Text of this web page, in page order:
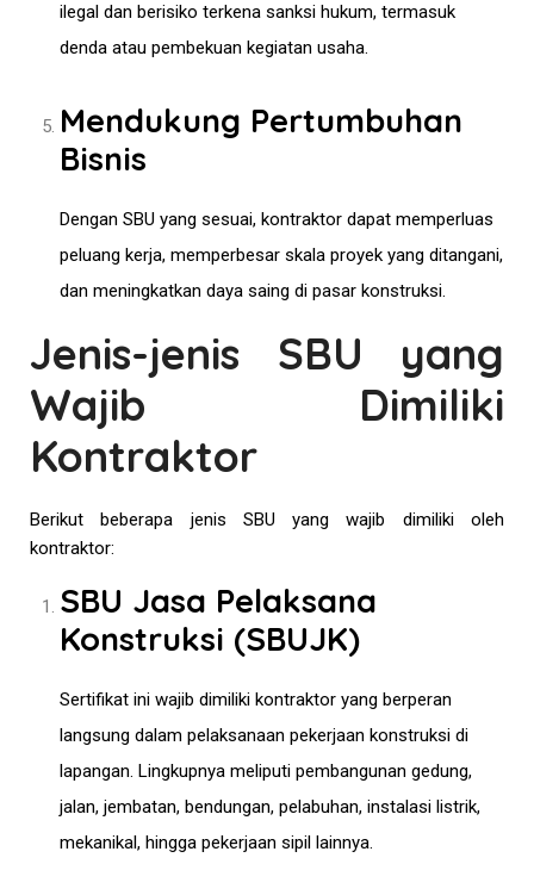
ilegal dan berisiko terkena sanksi hukum, termasuk
denda atau pembekuan kegiatan usaha.
Mendukung Pertumbuhan
Bisnis
Dengan SBU yang sesuai, kontraktor dapat memperluas
peluang kerja, memperbesar skala proyek yang ditangani,
dan meningkatkan daya saing di pasar konstruksi.
Jenis-jenis SBU yang
Wajib Dimiliki
Kontraktor
Berikut beberapa jenis SBU yang wajib dimiliki oleh
kontraktor:
SBU Jasa Pelaksana
Konstruksi (SBUJK)
Sertifikat ini wajib dimiliki kontraktor yang berperan
langsung dalam pelaksanaan pekerjaan konstruksi di
lapangan. Lingkupnya meliputi pembangunan gedung,
jalan, jembatan, bendungan, pelabuhan, instalasi listrik,
mekanikal, hingga pekerjaan sipil lainnya.